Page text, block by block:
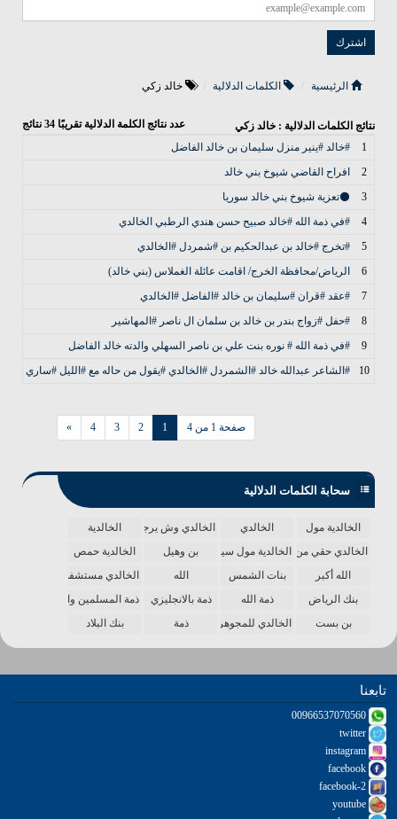
الرئيسية الكلمات الدلالية خالد زكي
نتائج الكلمات الدلالية : خالد زكي عدد نتائج الكلمة الدلالية تقريبًا 34 نتائج
1
#خالد #ينير منزل سليمان بن خالد الفاضل
2
افراح القاضي شيوخ بني خالد
3
⚫تعزية شيوخ بني خالد سوريا
4
#في ذمة الله #خالد صبيح حسن هندي الرطبي الخالدي
5
#تخرج #خالد بن عبدالحكيم بن #شمردل #الخالدي
6
الرياض/محافظة الخرج/ اقامت عائلة الغملاس (بني خالد)
7
#عقد #قران #سليمان بن خالد #الفاضل #الخالدي
8
#حفل #زواج بندر بن خالد بن سلمان ال ناصر #المهاشير
9
#في ذمة الله # نوره بنت علي بن ناصر السهلي والدته خالد الفاضل
10
#الشاعر عبدالله خالد #الشمردل #الخالدي #يقول من حاله مع #الليل #ساري
صفحة 1 من 4 1
2
3
4
»
سحابة الكلمات الدلالية
الخالدية مول الخالدي الخالدي وش يرجع
الخالدية
الخالدي حقي من الدنياالخالدية مول سينما بن وهيل
الخالدية حمص
الله أكبر
بنات الشمس الله
الخالدي مستشفى
بنك الرياض
ذمة الله ذمة بالانجليزي
ذمة المسلمين واحدة
بن بست
الخالدي للمجوهرات ذمة بنك البلاد
تابعنا